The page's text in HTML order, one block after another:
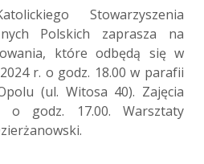
Stowarzyszenia
Polskich zaprasza na
które odbędą się w
r. o godz. 18.00 w parafii
(ul. Witosa 40). Zajęcia
o godz. 17.00. Warsztaty